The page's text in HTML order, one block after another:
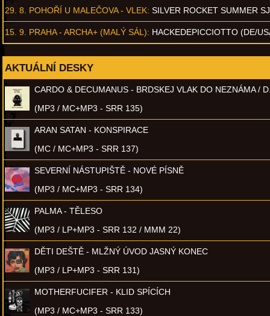
29. 8. POHOŘÍ U MALEČOVA - VLEK: SILVER ROCKET SUMMER
15. 9. PRAHA - ARCHA+ (MALÝ SÁL): HACKEDEPICCIOTTO (DE/
AKTUÁLNÍ DESKY
CARDO & DECUMANUS - BRDSKEJ VLAK DO NEZNÁMA /
(MP3 / MC+MP3 - SRR 135)
ARAN SATAN - KONSPIRACE
(MC / MC+MP3 - SRR 137)
SEVERNÍ NÁSTUPIŠTĚ - NOVÉ PÍSNĚ
(MP3 / MC+MP3 - SRR 134)
PALMA - TĚLESO
(MP3 / LP+MP3 - SRR 132 / MMM 22)
DĚTI DEŠTĚ - MLŽNÝ ÚVOD JASNÝ KONEC
(MP3 / LP+MP3 - SRR 131)
MOTHERFUCIFER - KLID SPÍCÍCH
(MP3 / MC+MP3 - SRR 133)